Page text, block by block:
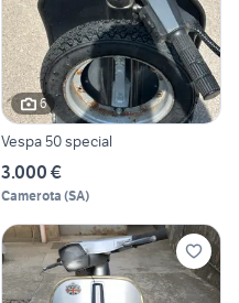
6
Vespa 50 special
3.000 €
Camerota (SA)